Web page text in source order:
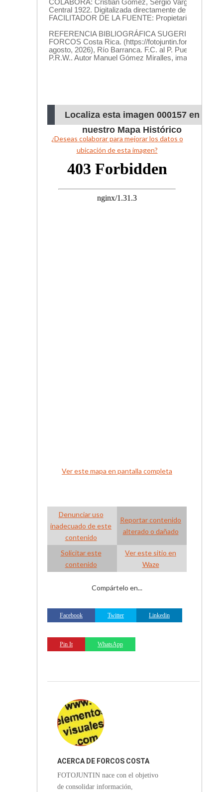
Localiza esta imagen 000157 en
nuestro Mapa Histórico
¿Deseas colaborar para mejorar los datos o
ubicación de esta imagen?
Ver este mapa en pantalla completa
Denunciar uso
inadecuado de este
contenido
Reportar contenido
alterado o dañado
Solicitar este
contenido
Ver este sitio en
Waze
Compártelo en...
Facebook Twitter Linkedin
Pin It WhatsApp
ACERCA DE FORCOS COSTA
RICA
FOTOJUNTIN nace con el objetivo
de consolidar información,